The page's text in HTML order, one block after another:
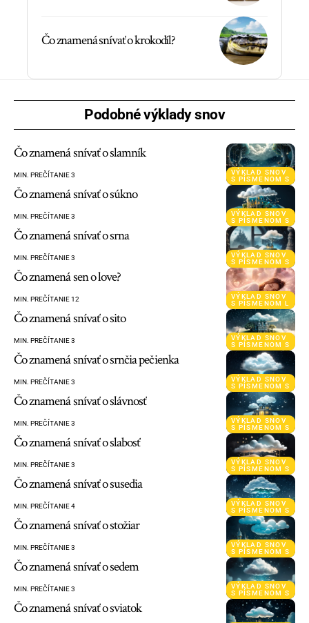
Čo znamená snívať o krokodíl?
Podobné výklady snov
VÝKLAD SNOV
S PÍSMENOM S
Čo znamená snívať o slamník
MIN. PREČÍTANIE 3
VÝKLAD SNOV
S PÍSMENOM S
Čo znamená snívať o súkno
MIN. PREČÍTANIE 3
VÝKLAD SNOV
S PÍSMENOM S
Čo znamená snívať o srna
MIN. PREČÍTANIE 3
VÝKLAD SNOV
S PÍSMENOM L
Čo znamená sen o love?
MIN. PREČÍTANIE 12
VÝKLAD SNOV
S PÍSMENOM S
Čo znamená snívať o sito
MIN. PREČÍTANIE 3
VÝKLAD SNOV
S PÍSMENOM S
Čo znamená snívať o srnčia pečienka
MIN. PREČÍTANIE 3
VÝKLAD SNOV
S PÍSMENOM S
Čo znamená snívať o slávnosť
MIN. PREČÍTANIE 3
VÝKLAD SNOV
S PÍSMENOM S
Čo znamená snívať o slabosť
MIN. PREČÍTANIE 3
VÝKLAD SNOV
S PÍSMENOM S
Čo znamená snívať o susedia
MIN. PREČÍTANIE 4
VÝKLAD SNOV
S PÍSMENOM S
Čo znamená snívať o stožiar
MIN. PREČÍTANIE 3
VÝKLAD SNOV
S PÍSMENOM S
Čo znamená snívať o sedem
MIN. PREČÍTANIE 3
Čo znamená snívať o sviatok